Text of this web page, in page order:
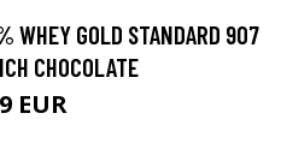
WHEY GOLD STANDARD 907
CHOCOLATE
EUR